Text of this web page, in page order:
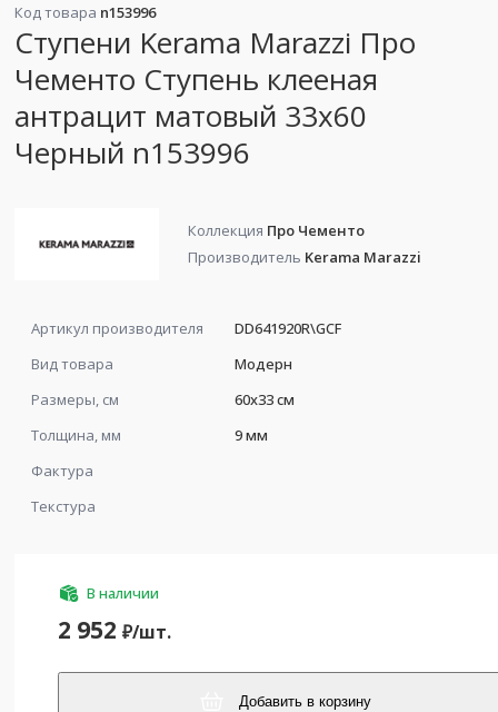
Код товара n153996
Ступени Kerama Marazzi Про
Чементо Ступень клееная
антрацит матовый 33x60
Черный n153996
Коллекция Про Чементо
Производитель Kerama Marazzi
Артикул производителя
DD641920R\GCF
Вид товара
Модерн
Размеры, см
60x33 см
Толщина, мм
9 мм
Фактура
Текстура
В наличии
2 952 ₽/шт.
Добавить в корзину